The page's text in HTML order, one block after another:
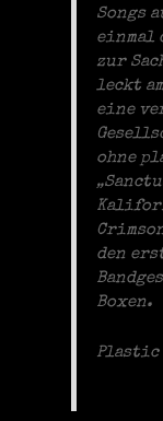
Songs
zur
leckt
eine
ohne
den
Boxen.
Plastic